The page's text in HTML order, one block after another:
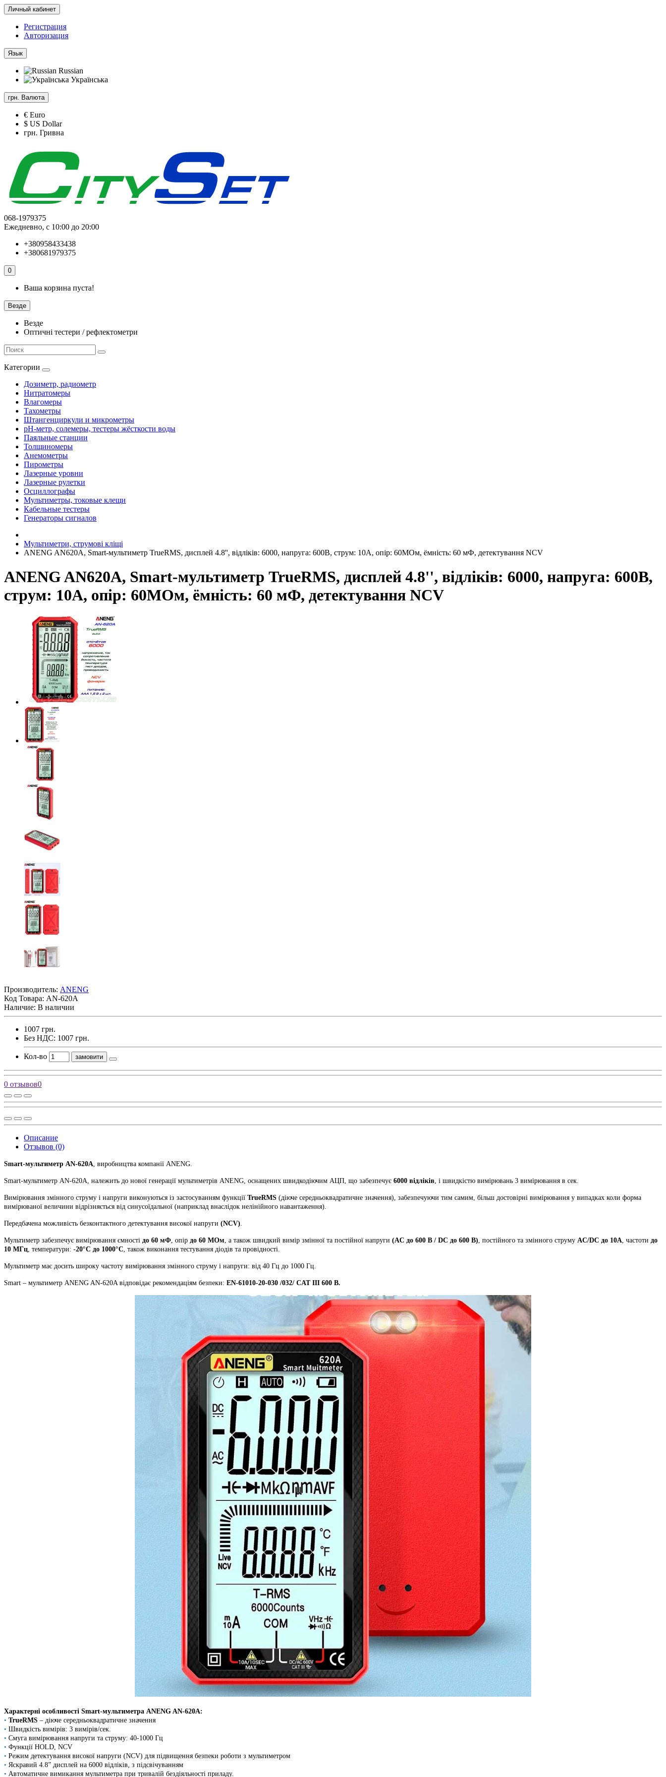
Личный кабинет
Регистрация
Авторизация
Язык
Russian
Українська
грн. Валюта
€ Euro
$ US Dollar
грн. Гривна
068-1979375
Ежедневно, с 10:00 до 20:00
+380958433438
+380681979375
0
Ваша корзина пуста!
Везде
Везде
Оптичні тестери / рефлектометри
Категории
Дозиметр, радиометр
Нитратомеры
Влагомеры
Тахометры
Штангенциркули и микрометры
pH-метр, солемеры, тестеры жёсткости воды
Паяльные станции
Толщиномеры
Анемометры
Пирометры
Лазерные уровни
Лазерные рулетки
Осциллографы
Мультиметры, токовые клещи
Кабельные тестеры
Генераторы сигналов
Мультиметри, струмові кліщі
ANENG AN620A, Smart-мультиметр TrueRMS, дисплей 4.8'', відліків: 6000, напруга: 600В, струм: 10А, опір: 60MОм, ёмність: 60 мФ, детектування NCV
ANENG AN620A, Smart-мультиметр TrueRMS, дисплей 4.8'', відліків: 6000, напруга: 600В,
струм: 10А, опір: 60MОм, ёмність: 60 мФ, детектування NCV
Производитель: ANENG
Код Товара: AN-620A
Наличие: В наличии
1007 грн.
Без НДС: 1007 грн.
Кол-во замовити
0 отзывов0
Описание
Отзывов (0)
Smart-мультиметр AN-620A , виробництва компанії ANENG.
Smart-мультиметр AN-620A, належить до нової генерації мультиметрів ANENG, оснащених швидкодіючим АЦП, що забезпечує 6000 відліків , і швидкістю вимірювань 3 вимірювання в сек.
Вимірювання змінного струму і напруги виконуються із застосуванням функції TrueRMS (діюче середньоквадратичне значення), забезпечуючи тим самим, більш достовірні вимірювання у випадках коли форма
вимірюваної величини відрізняється від синусоїдальної (наприклад внаслідок нелінійного навантаження).
Передбачена можливість безконтактного детектування високої напруги (NCV)
Мультиметр забезпечує вимірювання ємності до 60 мФ , опір до 60 МОм , а також швидкий вимір змінної та постійної напруги (AC до 600 В / DC до 600 В) , постійного та змінного струму AC/DC до 10А , частоти до
10 МГц , температури: -20°C до 1000°C , також виконання тестування діодів та провідності.
Мультиметр має досить широку частоту вимірювання змінного струму і напруги: від 40 Гц до 1000 Гц.
Smart – мультиметр ANENG AN-620A відповідає рекомендаціям безпеки: EN-61010-20-030 /032/ CAT III 600 В.
Характерні особливості Smart-мультиметра ANENG AN-620A:
• TrueRMS – діюче середньоквадратичне значення
• Швидкість вимірів: 3 вимірів/сек.
• Смуга вимірювання напруги та струму: 40-1000 Гц
• Функції HOLD, NCV
• Режим детектування високої напруги (NCV) для підвищення безпеки роботи з мультиметром
• Яскравий 4.8” дисплей на 6000 відліків, з підсвічуванням
• Автоматичне вимикання мультиметра при тривалій бездіяльності приладу.